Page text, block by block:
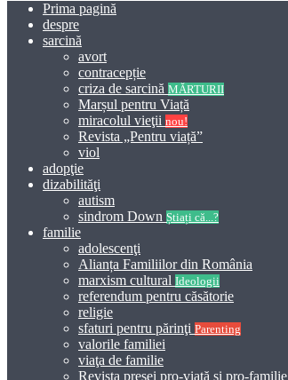
Prima pagină
despre
sarcină
avort
contracepție
criza de sarcină MĂRTURII
Marșul pentru Viață
miracolul vieţii nou!
Revista „Pentru viață”
viol
adopţie
dizabilităţi
autism
sindrom Down Știați că...?
familie
adolescenţi
Alianța Familiilor din România
marxism cultural Ideologii
referendum pentru căsătorie
religie
sfaturi pentru părinţi Parenting
valorile familiei
viaţa de familie
Revista presei pro-viață și pro-familie